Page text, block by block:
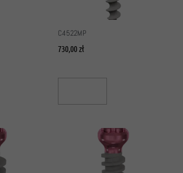
C4522MP
730,00zł